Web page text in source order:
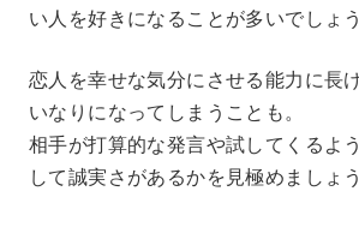
い人を好きになることが多いでしょう
恋人を幸せな気分にさせる能力に長
いなりになってしまうことも。
相手が打算的な発言や試してくるよ
して誠実さがあるかを見極めましょう